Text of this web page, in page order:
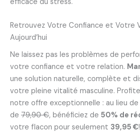
Retrouvez Votre Confiance et Votre
Aujourd’hui
Ne laissez pas les problèmes de
votre confiance et votre relation.
une solution naturelle, complète et
votre pleine vitalité masculine.
notre offre exceptionnelle : au lieu de
de 79,90 €, bénéficiez de 50% de
votre flacon pour seulement 39,95 €!